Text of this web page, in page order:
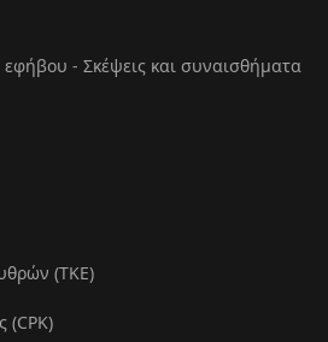
- Σκέψεις και συναισθήματα
(ΤΚΕ)
(CPK)